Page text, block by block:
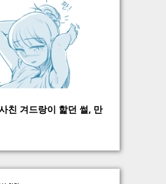
친 겨드랑이 핥던 썰, 만